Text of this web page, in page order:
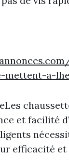
mettent-a-
et facilité
efficacité